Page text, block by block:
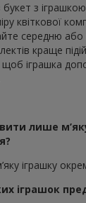
букет з
квіткової
середню або
краще
іграшка
лише
іграшку
іграшок